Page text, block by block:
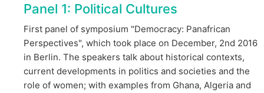
Panel 1: Political Cultures
First panel of symposium "Democracy: Panafrican
Perspectives", which took place on December, 2nd 2016
in Berlin. The speakers talk about historical contexts,
current developments in politics and societies and the
role of women; with examples from Ghana, Algeria and